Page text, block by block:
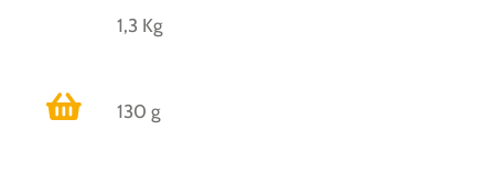
1,3 Kg
130 g